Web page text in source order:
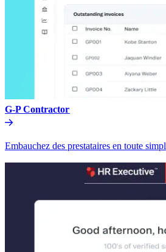
G-P Contractor​​
Embauchez des prestataires en toute